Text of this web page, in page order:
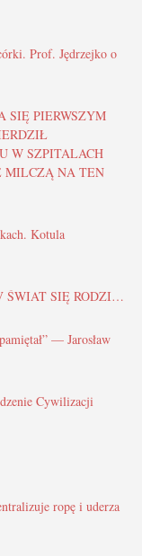
Prof. Jędrzejko o
SIĘ PIERWSZYM
W SZPITALACH
MILCZĄ NA TEN
Kotula
ŚWIAT SIĘ RODZI…
— Jarosław
Cywilizacji
ropę i uderza